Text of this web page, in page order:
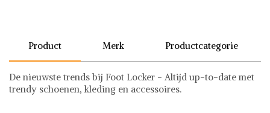
Product Merk Productcategorie
De nieuwste trends bij Foot Locker - Altijd up-to-date met
trendy schoenen, kleding en accessoires.